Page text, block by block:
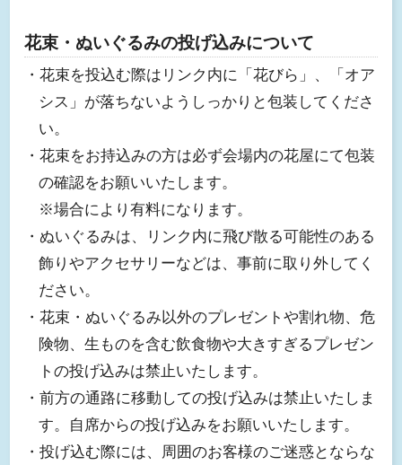
花束・ぬいぐるみの投げ込みについて
・花束を投込む際はリンク内に「花びら」、「オア
シス」が落ちないようしっかりと包装してくださ
い。
・花束をお持込みの方は必ず会場内の花屋にて包装
の確認をお願いいたします。
※場合により有料になります。
・ぬいぐるみは、リンク内に飛び散る可能性のある
飾りやアクセサリーなどは、事前に取り外してく
ださい。
・花束・ぬいぐるみ以外のプレゼントや割れ物、危
険物、生ものを含む飲食物や大きすぎるプレゼン
トの投げ込みは禁止いたします。
・前方の通路に移動しての投げ込みは禁止いたしま
す。自席からの投げ込みをお願いいたします。
・投げ込む際には、周囲のお客様のご迷惑とならな